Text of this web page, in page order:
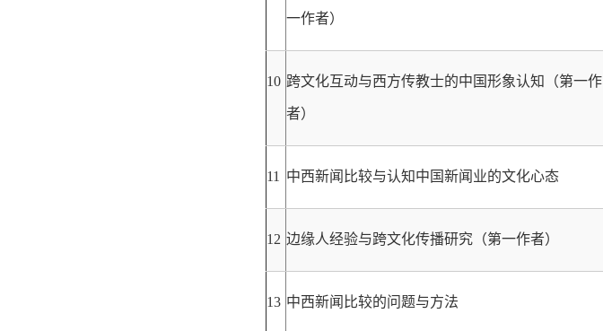
一作者）
10 跨文化互动与西方传教士的中国形象认知（第一作
者）
11 中西新闻比较与认知中国新闻业的文化心态
12 边缘人经验与跨文化传播研究（第一作者）
13 中西新闻比较的问题与方法